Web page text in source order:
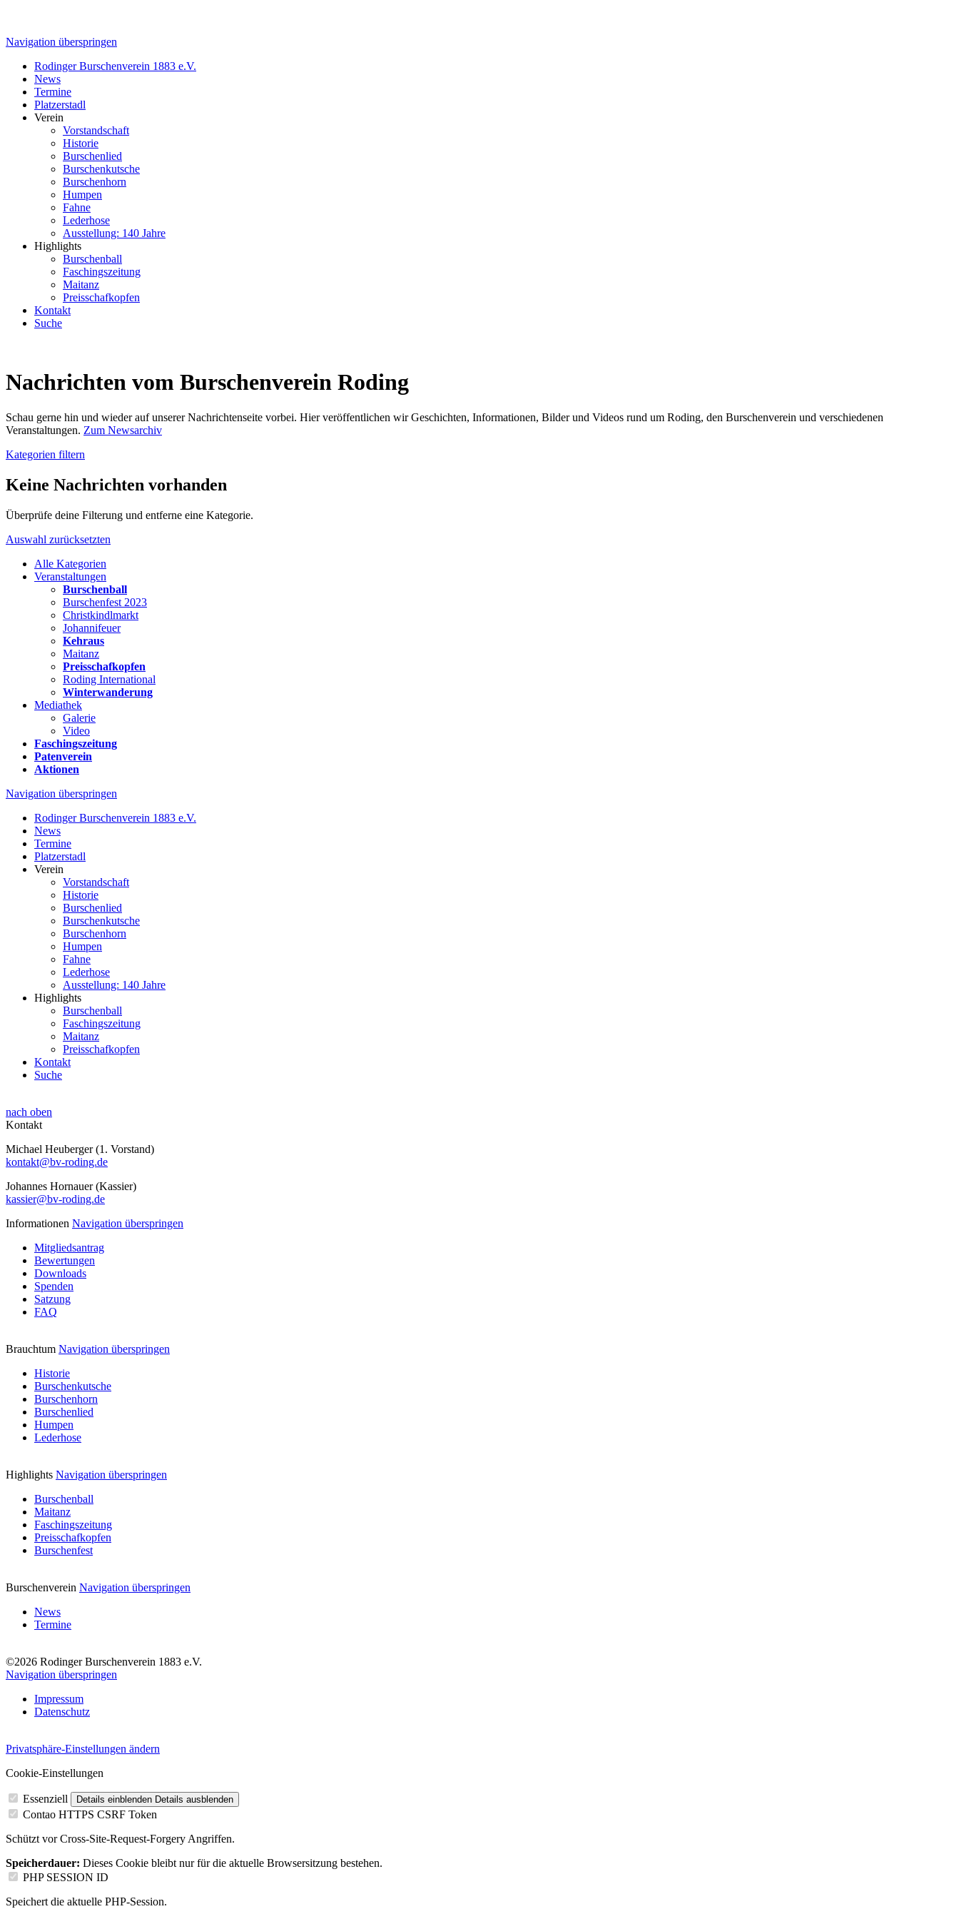
Navigation überspringen
Rodinger Burschenverein 1883 e.V.
News
Termine
Platzerstadl
Verein
Vorstandschaft
Historie
Burschenlied
Burschenkutsche
Burschenhorn
Humpen
Fahne
Lederhose
Ausstellung: 140 Jahre
Highlights
Burschenball
Faschingszeitung
Maitanz
Preisschafkopfen
Kontakt
Suche
Nachrichten vom Burschenverein Roding
Schau gerne hin und wieder auf unserer Nachrichtenseite vorbei. Hier veröffentlichen wir Geschichten, Informationen, Bilder und Videos rund um Roding, den Burschenverein und verschiedenen
Veranstaltungen. Zum Newsarchiv
Kategorien filtern
Keine Nachrichten vorhanden
Überprüfe deine Filterung und entferne eine Kategorie.
Auswahl zurücksetzten
Alle Kategorien
Veranstaltungen
Burschenball
Burschenfest 2023
Christkindlmarkt
Johannifeuer
Kehraus
Maitanz
Preisschafkopfen
Roding International
Winterwanderung
Mediathek
Galerie
Video
Faschingszeitung
Patenverein
Aktionen
Navigation überspringen
Rodinger Burschenverein 1883 e.V.
News
Termine
Platzerstadl
Verein
Vorstandschaft
Historie
Burschenlied
Burschenkutsche
Burschenhorn
Humpen
Fahne
Lederhose
Ausstellung: 140 Jahre
Highlights
Burschenball
Faschingszeitung
Maitanz
Preisschafkopfen
Kontakt
Suche
nach oben
Kontakt
Michael Heuberger (1. Vorstand)
kontakt@bv-roding.de
Johannes Hornauer (Kassier)
kassier@bv-roding.de
Informationen Navigation überspringen
Mitgliedsantrag
Bewertungen
Downloads
Spenden
Satzung
FAQ
Brauchtum Navigation überspringen
Historie
Burschenkutsche
Burschenhorn
Burschenlied
Humpen
Lederhose
Highlights Navigation überspringen
Burschenball
Maitanz
Faschingszeitung
Preisschafkopfen
Burschenfest
Burschenverein Navigation überspringen
News
Termine
©2026 Rodinger Burschenverein 1883 e.V.
Navigation überspringen
Impressum
Datenschutz
Privatsphäre-Einstellungen ändern
Cookie-Einstellungen
Essenziell Details einblenden Details ausblenden
Contao HTTPS CSRF Token
Schützt vor Cross-Site-Request-Forgery Angriffen.
Speicherdauer: Dieses Cookie bleibt nur für die aktuelle Browsersitzung bestehen.
PHP SESSION ID
Speichert die aktuelle PHP-Session.